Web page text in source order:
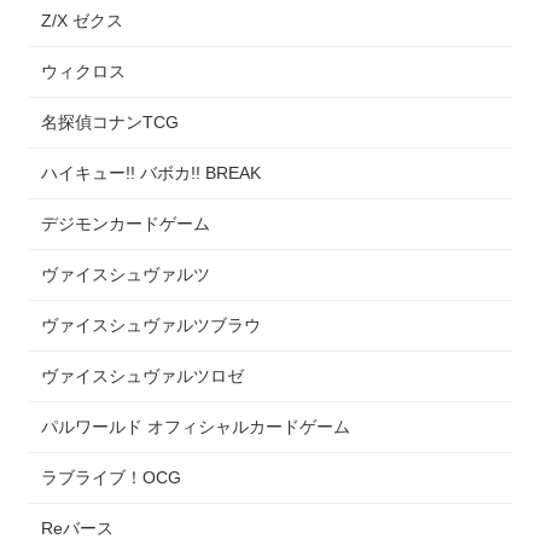
Z/X ゼクス
ウィクロス
名探偵コナンTCG
ハイキュー!! バボカ!! BREAK
デジモンカードゲーム
ヴァイスシュヴァルツ
ヴァイスシュヴァルツブラウ
ヴァイスシュヴァルツロゼ
パルワールド オフィシャルカードゲーム
ラブライブ！OCG
Reバース